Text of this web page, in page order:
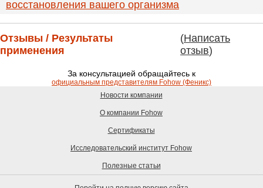
восстановления вашего организма
Отзывы / Результаты
применения
(Написать
отзыв)
За консультацией обращайтесь к
официальным представителям Fohow (Феникс)
Новости компании
О компании Fohow
Сертификаты
Исследовательский институт Fohow
Полезные статьи